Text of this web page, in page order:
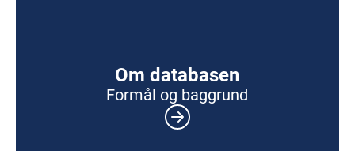
Om databasen
Formål og baggrund